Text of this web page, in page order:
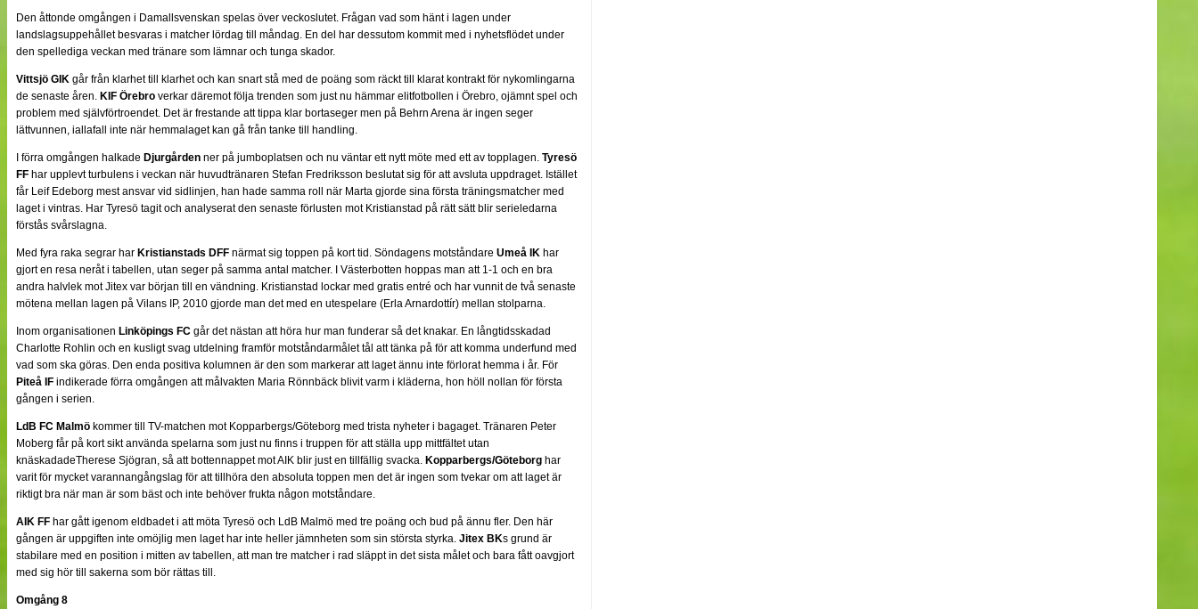
NÄTverket
Split vision
Nyheter
Bloggar
Lagen
Webb-TV
Cuper
Medlemmar
Medlemsbilder
Till klubbkassan
Om oss
NÄTverket
Split vision
Den åttonde omgången i Damallsvenskan spelas över veckoslutet. Frågan vad som hänt i lagen under
landslagsuppehållet besvaras i matcher lördag till måndag. En del har dessutom kommit med i nyhetsflödet under
den spellediga veckan med tränare som lämnar och tunga skador.
Vittsjö GIK går från klarhet till klarhet och kan snart stå med de poäng som räckt till klarat kontrakt för nykomlingarna
de senaste åren. KIF Örebro verkar däremot följa trenden som just nu hämmar elitfotbollen i Örebro, ojämnt spel och
problem med självförtroendet. Det är frestande att tippa klar bortaseger men på Behrn Arena är ingen seger
lättvunnen, iallafall inte när hemmalaget kan gå från tanke till handling.
I förra omgången halkade Djurgården ner på jumboplatsen och nu väntar ett nytt möte med ett av topplagen. Tyresö
FF har upplevt turbulens i veckan när huvudtränaren Stefan Fredriksson beslutat sig för att avsluta uppdraget. Istället
får Leif Edeborg mest ansvar vid sidlinjen, han hade samma roll när Marta gjorde sina första träningsmatcher med
laget i vintras. Har Tyresö tagit och analyserat den senaste förlusten mot Kristianstad på rätt sätt blir serieledarna
förstås svårslagna.
Med fyra raka segrar har Kristianstads DFF närmat sig toppen på kort tid. Söndagens motståndare Umeå IK har
gjort en resa neråt i tabellen, utan seger på samma antal matcher. I Västerbotten hoppas man att 1-1 och en bra
andra halvlek mot Jitex var början till en vändning. Kristianstad lockar med gratis entré och har vunnit de två senaste
mötena mellan lagen på Vilans IP, 2010 gjorde man det med en utespelare (Erla Arnardottír) mellan stolparna.
Inom organisationen Linköpings FC går det nästan att höra hur man funderar så det knakar. En långtidsskadad
Charlotte Rohlin och en kusligt svag utdelning framför motståndarmålet tål att tänka på för att komma underfund med
vad som ska göras. Den enda positiva kolumnen är den som markerar att laget ännu inte förlorat hemma i år. För
Piteå IF indikerade förra omgången att målvakten Maria Rönnbäck blivit varm i kläderna, hon höll nollan för första
gången i serien.
LdB FC Malmö kommer till TV-matchen mot Kopparbergs/Göteborg med trista nyheter i bagaget. Tränaren Peter
Moberg får på kort sikt använda spelarna som just nu finns i truppen för att ställa upp mittfältet utan
knäskadadeTherese Sjögran, så att bottennappet mot AIK blir just en tillfällig svacka. Kopparbergs/Göteborg har
varit för mycket varannangångslag för att tillhöra den absoluta toppen men det är ingen som tvekar om att laget är
riktigt bra när man är som bäst och inte behöver frukta någon motståndare.
AIK FF har gått igenom eldbadet i att möta Tyresö och LdB Malmö med tre poäng och bud på ännu fler. Den här
gången är uppgiften inte omöjlig men laget har inte heller jämnheten som sin största styrka. Jitex BKs grund är
stabilare med en position i mitten av tabellen, att man tre matcher i rad släppt in det sista målet och bara fått oavgjort
med sig hör till sakerna som bör rättas till.
Omgång 8